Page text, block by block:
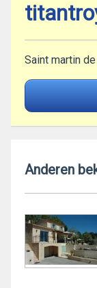
Saint martin
Anderen